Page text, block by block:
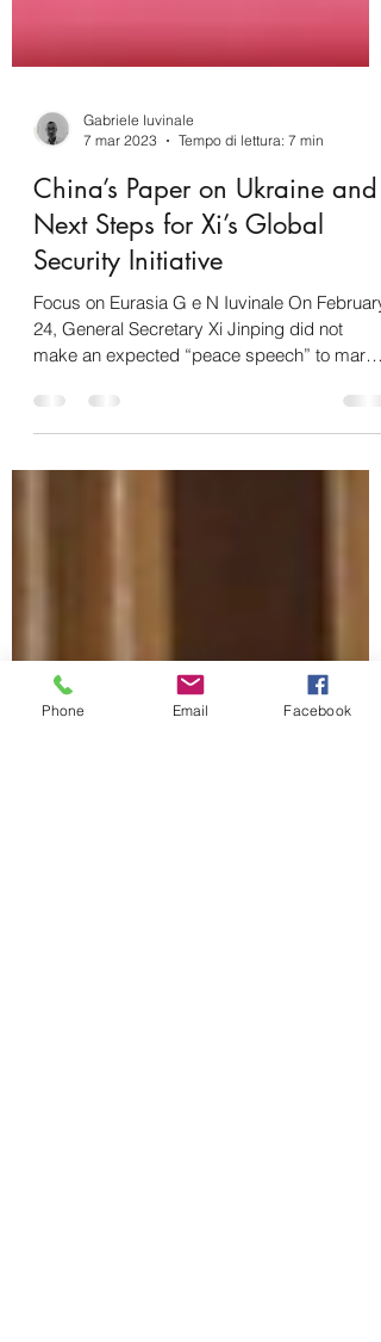
Gabriele Iuvinale
7 mar 2023
Tempo di lettura: 7 min
China’s Paper on Ukraine and
Next Steps for Xi’s Global
Security Initiative
Focus on Eurasia G e N Iuvinale On February
24, General Secretary Xi Jinping did not
Phone Email Facebook